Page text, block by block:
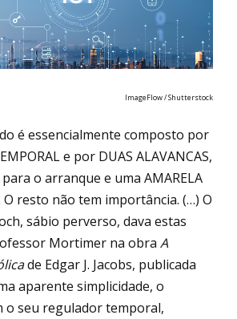
ImageFlow / Shutterstock
é essencialmente composto por
e por DUAS ALAVANCAS,
para o arranque e uma AMARELA
resto não tem importância. (…) O
sábio perverso, dava estas
Mortimer na obra A
de Edgar J. Jacobs, publicada
aparente simplicidade, o
o seu regulador temporal,